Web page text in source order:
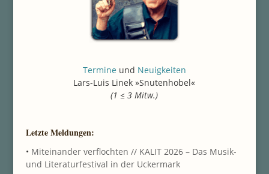
Termine und Neuigkeiten
Lars-Luis Linek »Snutenhobel«
(1 ≤ 3 Mitw.)
Letzte Meldungen:
• Miteinander verflochten // KALIT 2026 – Das Musik-
und Literaturfestival in der Uckermark